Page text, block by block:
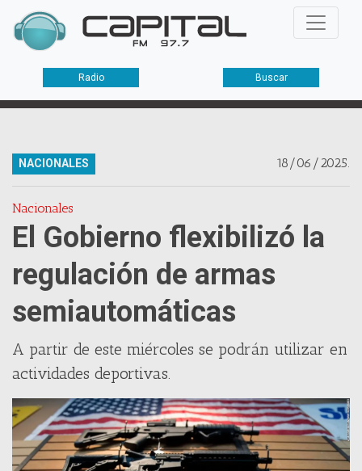
Radio Buscar
18/06/2025.
NACIONALES
Nacionales
El Gobierno flexibilizó la
regulación de armas
semiautomáticas
A partir de este miércoles se podrán utilizar en
actividades deportivas.